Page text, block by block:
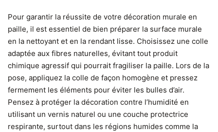
Pour garantir la réussite de votre décoration murale en
paille, il est essentiel de bien préparer la surface murale
en la nettoyant et en la rendant lisse. Choisissez une colle
adaptée aux fibres naturelles, évitant tout produit
chimique agressif qui pourrait fragiliser la paille. Lors de la
pose, appliquez la colle de façon homogène et pressez
fermement les éléments pour éviter les bulles d’air.
Pensez à protéger la décoration contre l’humidité en
utilisant un vernis naturel ou une couche protectrice
respirante, surtout dans les régions humides comme la